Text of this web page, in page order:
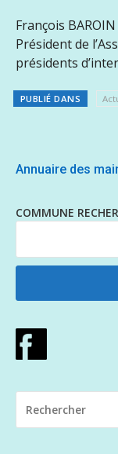
François BAROIN
Président de
présidents
PUBLIÉ DANS
Annuaire des
COMMUNE
POUR
: